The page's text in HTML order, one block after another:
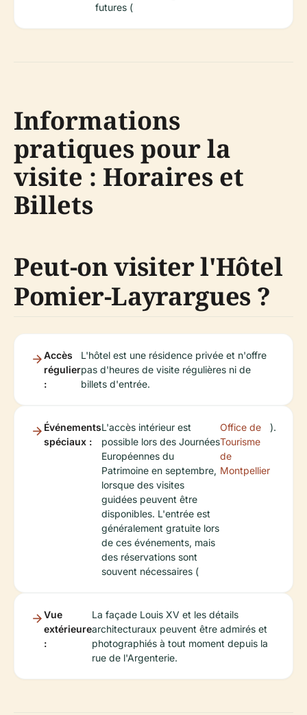
futures (
Informations
pratiques pour la
visite : Horaires et
Billets
Peut-on visiter l'Hôtel
Pomier-Layrargues ?
Accès
régulier
:
L'hôtel est une résidence privée et n'offre
pas d'heures de visite régulières ni de
billets d'entrée.
Événements
spéciaux :
L'accès intérieur est
possible lors des Journées
Européennes du
Patrimoine en septembre,
lorsque des visites
guidées peuvent être
disponibles. L'entrée est
généralement gratuite lors
de ces événements, mais
des réservations sont
souvent nécessaires (
Office de
Tourisme
de
Montpellier
).
Vue
extérieure
:
La façade Louis XV et les détails
architecturaux peuvent être admirés et
photographiés à tout moment depuis la
rue de l'Argenterie.